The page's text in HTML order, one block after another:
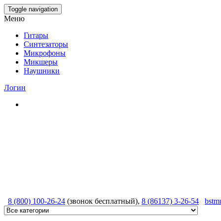
Skip
to
content
Toggle navigation
Меню
Гитары
Синтезаторы
Микрофоны
Микшеры
Наушники
Логин
8 (800) 100-26-24 (звонок бесплатный), 8 (86137) 3-26-54